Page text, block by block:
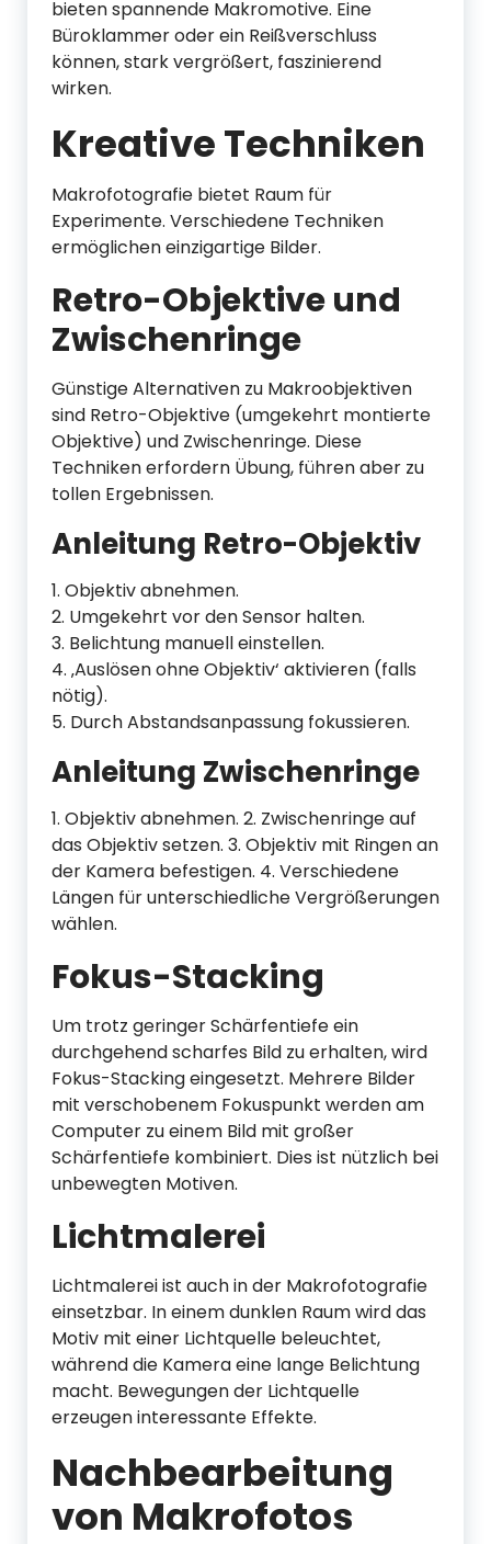
bieten spannende Makromotive. Eine
Büroklammer oder ein Reißverschluss
können, stark vergrößert, faszinierend
wirken.
Kreative Techniken
Makrofotografie bietet Raum für
Experimente. Verschiedene Techniken
ermöglichen einzigartige Bilder.
Retro-Objektive und
Zwischenringe
Günstige Alternativen zu Makroobjektiven
sind Retro-Objektive (umgekehrt montierte
Objektive) und Zwischenringe. Diese
Techniken erfordern Übung, führen aber zu
tollen Ergebnissen.
Anleitung Retro-Objektiv
1. Objektiv abnehmen.
2. Umgekehrt vor den Sensor halten.
3. Belichtung manuell einstellen.
4. ‚Auslösen ohne Objektiv‘ aktivieren (falls
nötig).
5. Durch Abstandsanpassung fokussieren.
Anleitung Zwischenringe
1. Objektiv abnehmen. 2. Zwischenringe auf
das Objektiv setzen. 3. Objektiv mit Ringen an
der Kamera befestigen. 4. Verschiedene
Längen für unterschiedliche Vergrößerungen
wählen.
Fokus-Stacking
Um trotz geringer Schärfentiefe ein
durchgehend scharfes Bild zu erhalten, wird
Fokus-Stacking eingesetzt. Mehrere Bilder
mit verschobenem Fokuspunkt werden am
Computer zu einem Bild mit großer
Schärfentiefe kombiniert. Dies ist nützlich bei
unbewegten Motiven.
Lichtmalerei
Lichtmalerei ist auch in der Makrofotografie
einsetzbar. In einem dunklen Raum wird das
Motiv mit einer Lichtquelle beleuchtet,
während die Kamera eine lange Belichtung
macht. Bewegungen der Lichtquelle
erzeugen interessante Effekte.
Nachbearbeitung
von Makrofotos